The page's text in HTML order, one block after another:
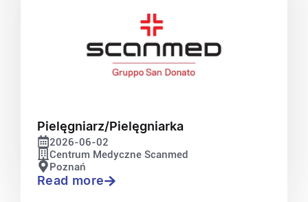
Pielęgniarz/Pielęgniarka
2026-06-02
Centrum Medyczne Scanmed
Poznań
Read more